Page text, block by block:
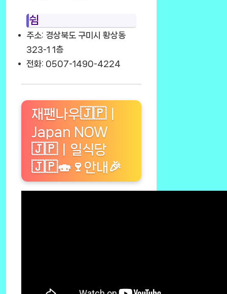
쉼
주소: 경상북도 구미시 황상동
323-1 1층
전화: 0507-1490-4224
재팬나우🇯🇵ㅣ
Japan NOW
🇯🇵ㅣ일식당
🇯🇵🍣🍷안내🎉